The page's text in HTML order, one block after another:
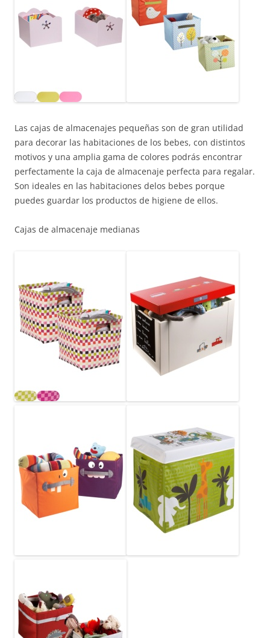
Las cajas de almacenajes pequeñas son de gran utilidad
para decorar las habitaciones de los bebes, con distintos
motivos y una amplia gama de colores podrás encontrar
perfectamente la caja de almacenaje perfecta para regalar.
Son ideales en las habitaciones delos bebes porque
puedes guardar los productos de higiene de ellos.
Cajas de almacenaje medianas